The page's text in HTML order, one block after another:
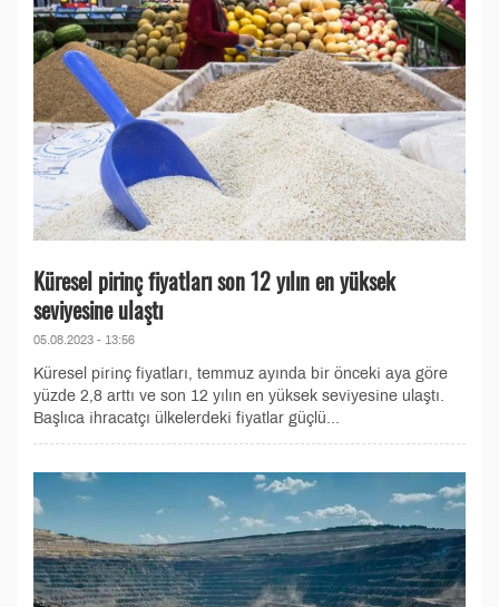
Küresel pirinç fiyatları son 12 yılın en yüksek
seviyesine ulaştı
05.08.2023 - 13:56
Küresel pirinç fiyatları, temmuz ayında bir önceki aya göre
yüzde 2,8 arttı ve son 12 yılın en yüksek seviyesine ulaştı.
Başlıca ihracatçı ülkelerdeki fiyatlar güçlü...